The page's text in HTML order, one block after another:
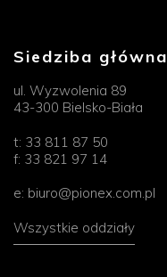
Siedziba główna
ul. Wyzwolenia 89
43-300 Bielsko-Biała
t: 33 811 87 50
f: 33 821 97 14
e: biuro@pionex.com.pl
Wszystkie oddziały